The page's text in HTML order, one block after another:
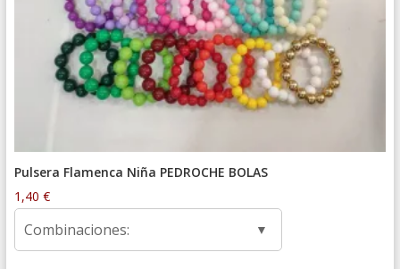
Pulsera Flamenca Niña PEDROCHE BOLAS
1,40 €
Combinaciones: